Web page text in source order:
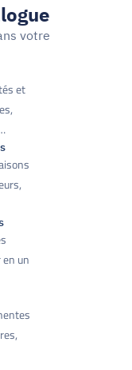
votre
et
un